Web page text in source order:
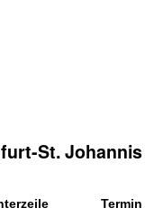
St. Johannis
Termin